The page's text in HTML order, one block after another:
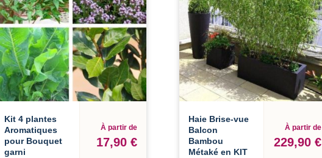
Kit 4 plantes
Aromatiques
pour Bouquet
garni
À partir de
17,90 €
Haie Brise-vue
Balcon
Bambou
Métaké en KIT
À partir de
229,90 €